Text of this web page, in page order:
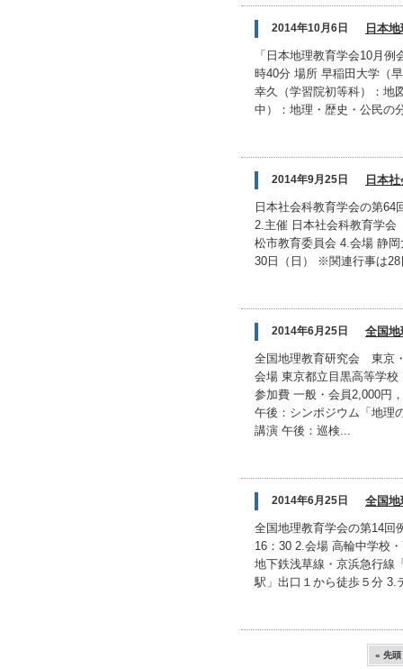
2014年10月6日
日本
「日本地理教育学会10月
時40分 場所 早稲田大学（
幸久（学習院初等科）：地
中）：地理・歴史・公民の
2014年9月25日
日本
日本社会科教育学会の第
2.主催 日本社会科教育学
松市教育委員会 4.会場 静
30日（日） ※関連行事は
2014年6月25日
全国
全国地理教育研究会 東京
会場 東京都立目黒高等学
参加費 一般・会員2,000円
午後：シンポジウム「地理
講演 午後：巡検...
2014年6月25日
全国地
全国地理教育学会の第14
16：30 2.会場 高輪中学校
地下鉄浅草線・京浜急行線
駅」出口１から徒歩５分 3.
« 先頭